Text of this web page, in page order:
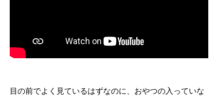
目の前でよく見ているはずなのに、おやつの入っていな